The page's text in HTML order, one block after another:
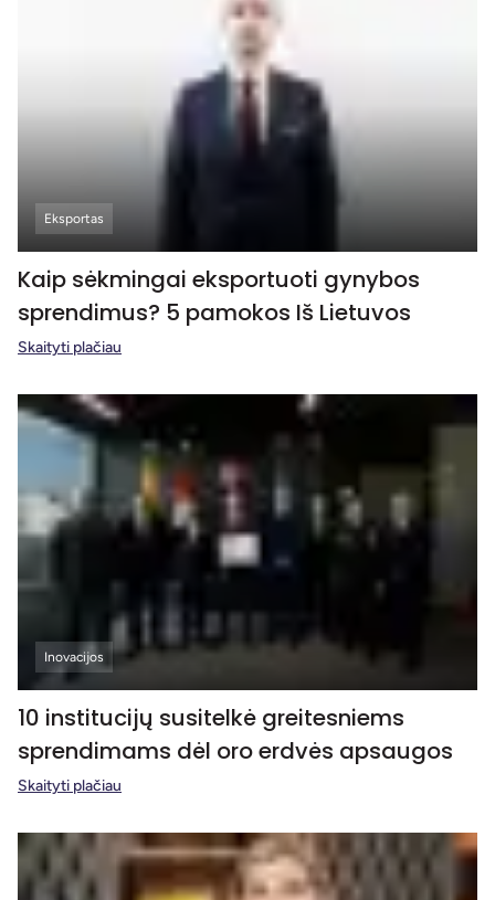
Eksportas
Kaip sėkmingai eksportuoti gynybos
sprendimus? 5 pamokos Iš Lietuvos
Skaityti plačiau
Inovacijos
10 institucijų susitelkė greitesniems
sprendimams dėl oro erdvės apsaugos
Skaityti plačiau